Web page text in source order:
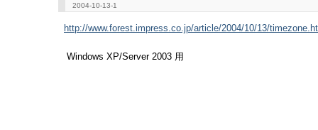
2004-10-13-1
http://www.forest.impress.co.jp/article/2004/10/13/
Windows XP/Server 2003 用